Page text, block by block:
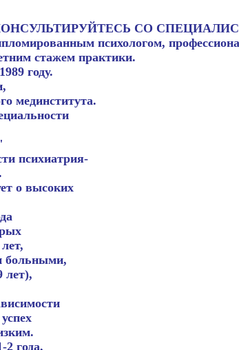
СО
психологом,
стажем практики.
году.
мединститута.
психиатрия-
о высоких
больными,
лет),
года,